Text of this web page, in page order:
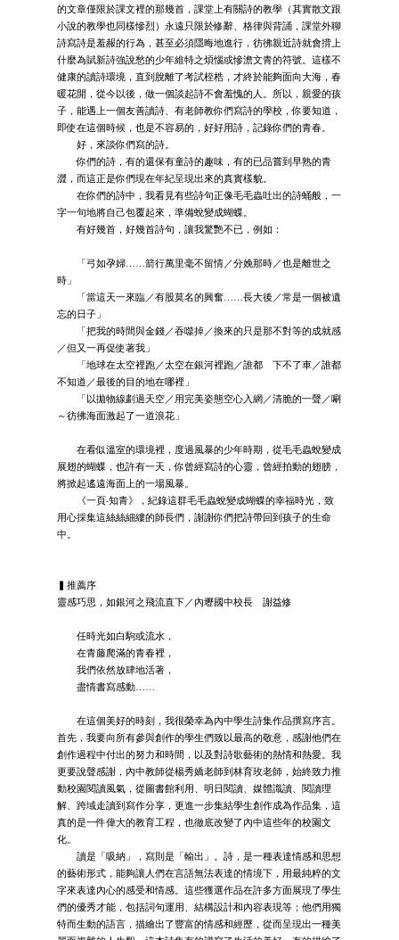
的文章僅限於課文裡的那幾首，課堂上有關詩的教學（其實散文跟
小說的教學也同樣慘烈）永遠只限於修辭、格律與背誦，課堂外聊
詩寫詩是羞赧的行為，甚至必須隱晦地進行，彷彿親近詩就會揹上
什麼為賦新詩強說愁的少年維特之煩惱或慘澹文青的符號。這樣不
健康的讀詩環境，直到脫離了考試桎梏，才終於能夠面向大海，春
暖花開，從今以後，做一個談起詩不會羞愧的人。所以，親愛的孩
子，能遇上一個友善讀詩、有老師教你們寫詩的學校，你要知道，
即使在這個時候，也是不容易的，好好用詩，記錄你們的青春。
好，來談你們寫的詩。
你們的詩，有的還保有童詩的趣味，有的已品嘗到早熟的青
澀，而這正是你們現在年紀呈現出來的真實樣貌。
在你們的詩中，我看見有些詩句正像毛毛蟲吐出的詩蛹般，一
字一句地將自己包覆起來，準備蛻變成蝴蝶。
有好幾首，好幾首詩句，讓我驚艷不已，例如：
「弓如孕婦……箭行萬里毫不留情／分娩那時／也是離世之
時」
「當這天一來臨／有股莫名的興奮……長大後／常是一個被遺
忘的日子」
「把我的時間與金錢／吞噬掉／換來的只是那不對等的成就感
／但又一再促使著我」
「地球在太空裡跑／太空在銀河裡跑／誰都 下不了車／誰都
不知道／最後的目的地在哪裡」
「以拋物線劃過天空／用完美姿態空心入網／清脆的一聲／唰
～彷彿海面激起了一道浪花」
在看似溫室的環境裡，度過風暴的少年時期，從毛毛蟲蛻變成
展翅的蝴蝶，也許有一天，你曾經寫詩的心靈，曾經拍動的翅膀，
將掀起遙遠海面上的一場風暴。
《一頁‧知青》，紀錄這群毛毛蟲蛻變成蝴蝶的幸福時光，致
用心採集這絲絲細縷的師長們，謝謝你們把詩帶回到孩子的生命
中。
▍推薦序
靈感巧思，如銀河之飛流直下／內壢國中校長 謝益修
任時光如白駒或流水，
在青藤爬滿的青春裡，
我們依然放肆地活著，
盡情書寫感動……
在這個美好的時刻，我很榮幸為內中學生詩集作品撰寫序言。
首先，我要向所有參與創作的學生們致以最高的敬意，感謝他們在
創作過程中付出的努力和時間，以及對詩歌藝術的熱情和熱愛。我
更要說聲感謝，內中教師從楊秀嬌老師到林育玫老師，始終致力推
動校園閱讀風氣，從圖書館利用、明日閱讀、媒體識讀、閱讀理
解、跨域走讀到寫作分享，更進一步集結學生創作成為作品集，這
真的是一件偉大的教育工程，也徹底改變了內中這些年的校園文
化。
讀是「吸納」，寫則是「輸出」。詩，是一種表達情感和思想
的藝術形式，能夠讓人們在言語無法表達的情境下，用最純粹的文
字來表達內心的感受和情感。這些獲選作品在許多方面展現了學生
們的優秀才能，包括詞句運用、結構設計和內容表現等；他們用獨
特而生動的語言，描繪出了豐富的情感和經歷，從而呈現出一種美